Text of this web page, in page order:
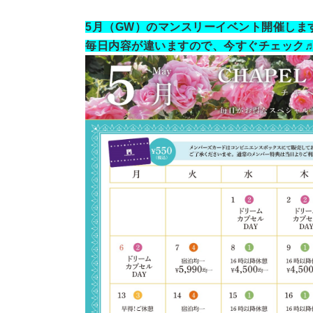
5月（GW）のマンスリーイベント開催しま
毎日内容が違いますので、今すぐチェック